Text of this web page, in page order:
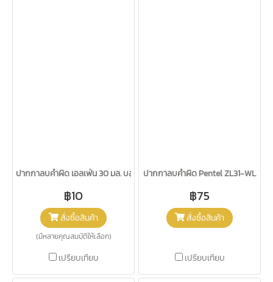
ปากกาลบคำผิด เอลเฟ่น 30 มล. บลูมมี่
฿10
สั่งซื้อสินค้า
(มีหลายคุณสมบัติให้เลือก)
เปรียบเทียบ
ปากกาลบคำผิด Pentel ZL31-WL
฿75
สั่งซื้อสินค้า
เปรียบเทียบ